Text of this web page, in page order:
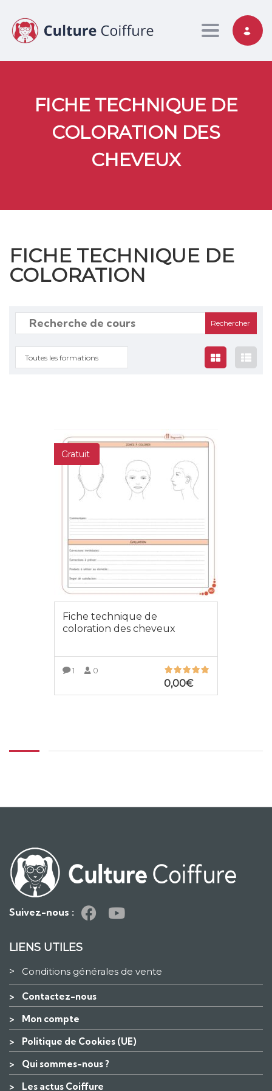
Toggle
FICHE TECHNIQUE DE
COLORATION DES
CHEVEUX
FICHE TECHNIQUE DE
COLORATION
Rechercher
:
Toutes les formations
Gratuit
Fiche technique de
coloration des cheveux
1 0
0,00€
Suivez-nous :
LIENS UTILES
> Conditions générales de vente
> Contactez-nous
> Mon compte
> Politique de Cookies (UE)
> Qui sommes-nous ?
> Les actus Coiffure